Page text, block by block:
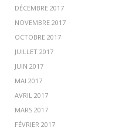
DÉCEMBRE 2017
NOVEMBRE 2017
OCTOBRE 2017
JUILLET 2017
JUIN 2017
MAI 2017
AVRIL 2017
MARS 2017
FÉVRIER 2017